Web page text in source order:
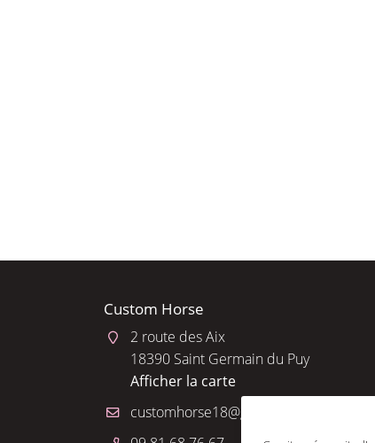
Custom Horse
2 route des Aix
18390 Saint Germain du Puy
Afficher la carte